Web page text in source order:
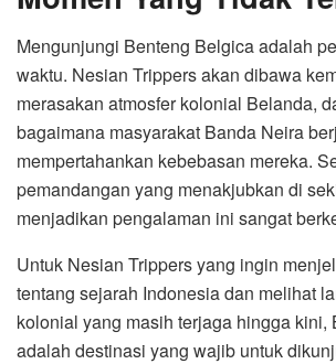
Mengunjungi Benteng Belgica adalah
waktu. Nesian Trippers akan dibawa
merasakan atmosfer kolonial Belanda,
bagaimana masyarakat Banda Neira
mempertahankan kebebasan mereka.
pemandangan yang menakjubkan di
menjadikan pengalaman ini sangat
Untuk Nesian Trippers yang ingin
tentang sejarah Indonesia dan melihat
kolonial yang masih terjaga hingga kini,
adalah destinasi yang wajib untuk